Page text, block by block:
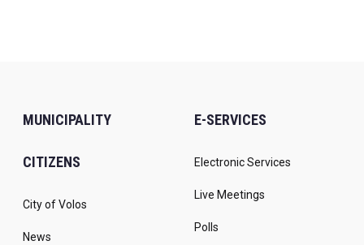
MUNICIPALITY
CITIZENS
City of Volos
News
E-SERVICES
Electronic Services
Live Meetings
Polls